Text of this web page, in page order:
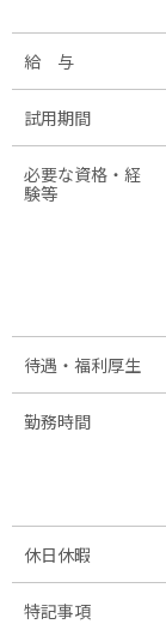
給 与
試用期間
必要な資格・経
験等
待遇・福利厚生
勤務時間
休日休暇
特記事項